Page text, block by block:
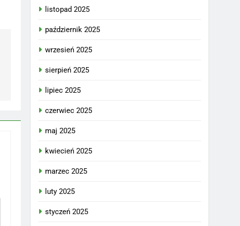
listopad 2025
październik 2025
wrzesień 2025
sierpień 2025
lipiec 2025
czerwiec 2025
maj 2025
kwiecień 2025
marzec 2025
luty 2025
styczeń 2025